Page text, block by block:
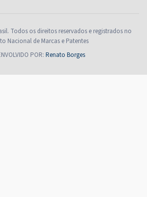
Todos os direitos reservados e registrados no
Nacional de Marcas e Patentes
POR: Renato Borges